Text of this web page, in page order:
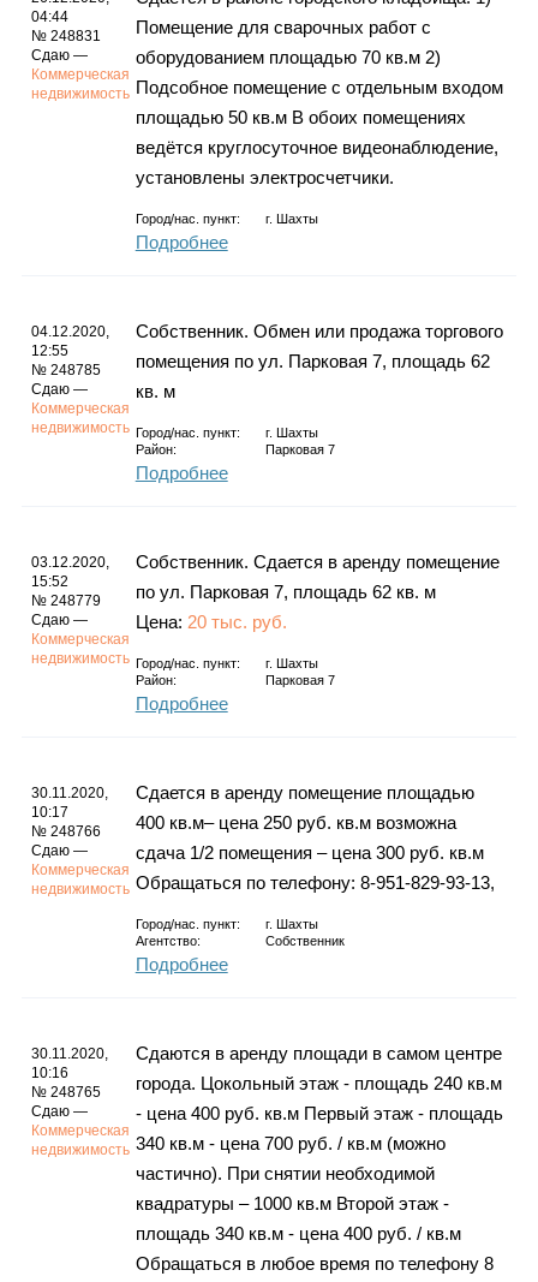
04:44
№ 248831
Сдаю —
Коммерческая
недвижимость
Помещение для сварочных работ с
оборудованием площадью 70 кв.м 2)
Подсобное помещение с отдельным входом
площадью 50 кв.м В обоих помещениях
ведётся круглосуточное видеонаблюдение,
установлены электросчетчики.
Город/нас. пункт: г. Шахты
Подробнее
04.12.2020,
12:55
№ 248785
Сдаю —
Коммерческая
недвижимость
Собственник. Обмен или продажа торгового
помещения по ул. Парковая 7, площадь 62
кв. м
Город/нас. пункт: г.
Шахты
Район:
Парковая 7
Подробнее
03.12.2020,
15:52
№ 248779
Сдаю —
Коммерческая
недвижимость
Собственник. Сдается в аренду помещение
по ул. Парковая 7, площадь 62 кв. м
Цена: 20 тыс. руб.
Город/нас. пункт: г.
Шахты
Район:
Парковая 7
Подробнее
30.11.2020,
10:17
№ 248766
Сдаю —
Коммерческая
недвижимость
Сдается в аренду помещение площадью
400 кв.м– цена 250 руб. кв.м возможна
сдача 1/2 помещения – цена 300 руб. кв.м
Обращаться по телефону: 8-951-829-93-13,
Город/нас. пункт: г.
Шахты
Агентство:
Собственник
Подробнее
30.11.2020,
10:16
№ 248765
Сдаю —
Коммерческая
недвижимость
Сдаются в аренду площади в самом центре
города. Цокольный этаж - площадь 240 кв.м
- цена 400 руб. кв.м Первый этаж - площадь
340 кв.м - цена 700 руб. / кв.м (можно
частично). При снятии необходимой
квадратуры – 1000 кв.м Второй этаж -
площадь 340 кв.м - цена 400 руб. / кв.м
Обращаться в любое время по телефону 8